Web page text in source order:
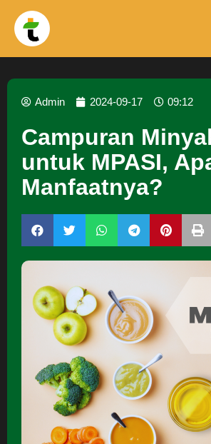
Admin 2024-09-17 09:12
Campuran
untuk MPASI,
Manfaatnya?